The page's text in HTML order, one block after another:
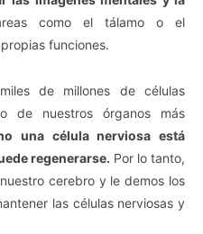
como el tálamo o el
funciones.
de millones de células
de nuestros órganos más
una célula nerviosa está
regenerarse. Por lo tanto,
cerebro y le demos los
las células nerviosas y